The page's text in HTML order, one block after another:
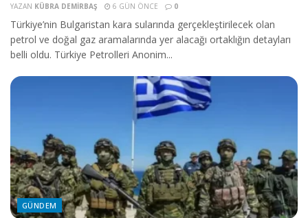
YAZAN KÜBRA DEMIRBAŞ 6 GÜN ÖNCE 0
Türkiye’nin Bulgaristan kara sularında gerçekleştirilecek olan
petrol ve doğal gaz aramalarında yer alacağı ortaklığın detayları
belli oldu. Türkiye Petrolleri Anonim...
GÜNDEM